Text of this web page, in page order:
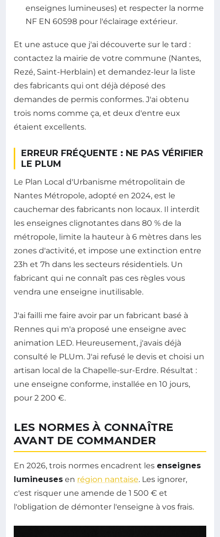
enseignes lumineuses) et respecter la norme
NF EN 60598 pour l'éclairage extérieur.
Et une astuce que j'ai découverte sur le tard :
contactez la mairie de votre commune (Nantes,
Rezé, Saint-Herblain) et demandez-leur la liste
des fabricants qui ont déjà déposé des
demandes de permis conformes. J'ai obtenu
trois noms comme ça, et deux d'entre eux
étaient excellents.
ERREUR FRÉQUENTE : NE PAS VÉRIFIER
LE PLUM
Le Plan Local d'Urbanisme métropolitain de
Nantes Métropole, adopté en 2024, est le
cauchemar des fabricants non locaux. Il interdit
les enseignes clignotantes dans 80 % de la
métropole, limite la hauteur à 6 mètres dans les
zones d'activité, et impose une extinction entre
23h et 7h dans les secteurs résidentiels. Un
fabricant qui ne connaît pas ces règles vous
vendra une enseigne inutilisable.
J'ai failli me faire avoir par un fabricant basé à
Rennes qui m'a proposé une enseigne avec
animation LED. Heureusement, j'avais déjà
consulté le PLUm. J'ai refusé le devis et choisi un
artisan local de la Chapelle-sur-Erdre. Résultat :
une enseigne conforme, installée en 10 jours,
pour 2 200 €.
LES NORMES À CONNAÎTRE
AVANT DE COMMANDER
En 2026, trois normes encadrent les enseignes
lumineuses en région nantaise. Les ignorer,
c'est risquer une amende de 1 500 € et
l'obligation de démonter l'enseigne à vos frais.